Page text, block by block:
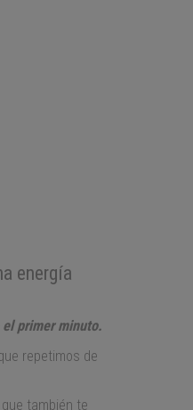
energía
primer minuto.
repetimos de
también te